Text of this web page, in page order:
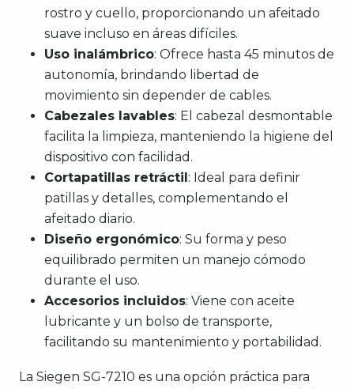
rostro y cuello, proporcionando un afeitado
suave incluso en áreas difíciles.
Uso inalámbrico: Ofrece hasta 45 minutos de
autonomía, brindando libertad de
movimiento sin depender de cables.
Cabezales lavables: El cabezal desmontable
facilita la limpieza, manteniendo la higiene del
dispositivo con facilidad.
Cortapatillas retráctil: Ideal para definir
patillas y detalles, complementando el
afeitado diario.
Diseño ergonómico: Su forma y peso
equilibrado permiten un manejo cómodo
durante el uso.
Accesorios incluidos: Viene con aceite
lubricante y un bolso de transporte,
facilitando su mantenimiento y portabilidad.
La Siegen SG-7210 es una opción práctica para